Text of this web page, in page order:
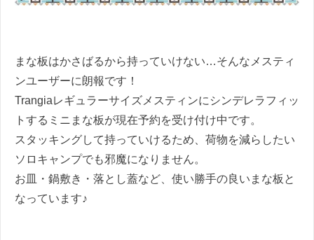
まな板はかさばるから持っていけない…そんなメスティ
ンユーザーに朗報です！
Trangiaレギュラーサイズメスティンにシンデレラフィッ
トするミニまな板が現在予約を受け付け中です。
スタッキングして持っていけるため、荷物を減らしたい
ソロキャンプでも邪魔になりません。
お皿・鍋敷き・落とし蓋など、使い勝手の良いまな板と
なっています♪